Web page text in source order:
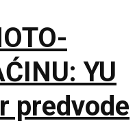
YU
predvode